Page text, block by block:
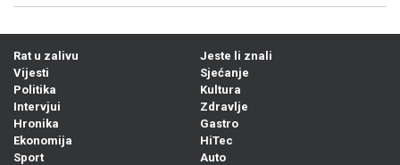
Rat u zalivu
Vijesti
Politika
Intervjui
Hronika
Ekonomija
Sport
Jeste li znali
Sjećanje
Kultura
Zdravlje
Gastro
HiTec
Auto